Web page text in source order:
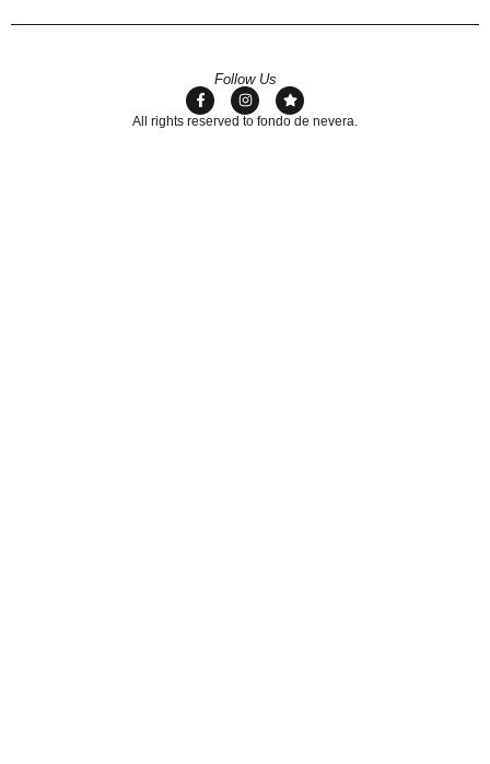
Follow Us
All rights reserved to fondo de nevera.